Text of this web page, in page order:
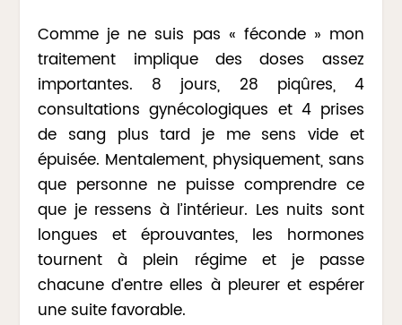
Comme je ne suis pas « féconde » mon
traitement implique des doses assez
importantes. 8 jours, 28 piqûres, 4
consultations gynécologiques et 4 prises
de sang plus tard je me sens vide et
épuisée. Mentalement, physiquement, sans
que personne ne puisse comprendre ce
que je ressens à l’intérieur. Les nuits sont
longues et éprouvantes, les hormones
tournent à plein régime et je passe
chacune d’entre elles à pleurer et espérer
une suite favorable.